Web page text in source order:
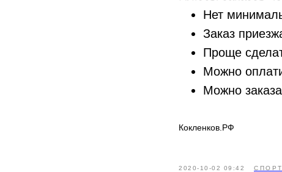
Нет
Заказ
Проще
Можно
Можно
Кокленков.РФ
2020-10-02 09:42